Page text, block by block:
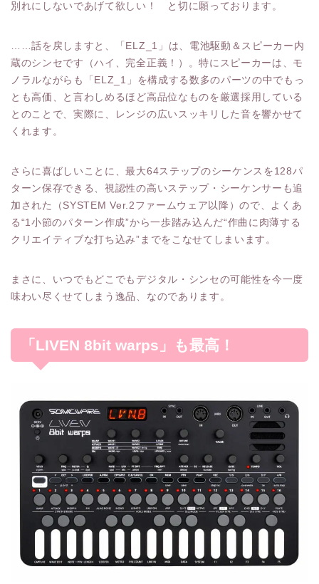
別れにしないであげて欲しい！ と切に願っております。
……話を戻しますと、「ELZ_1」は、電池駆動＆スピーカー内
蔵のシンセです（ハイ、完全正義！）。特にスピーカーは、モ
ノラルながらも「ELZ_1」を構成する数多のパーツの中でもっ
とも高価、と言わしめるほど高品位なものを厳選採用している
とのことで、実際に、レンジの広いスッキリした音を響かせて
くれます。
さらに喜ばしいことに、最大64ステップのシーケンスを128パ
ターン保存できる、視認性の高いステップ・シーケンサーも追
加された（SYSTEM Ver.2ファームウェア以降）ので、よくあ
る“1小節のパターン作成”から一歩踏み込んだ“作曲に肉薄する
クリエイティブな打ち込み”までをこなせてしまいます。
まさに、いつでもどこでもデジタル・シンセの可能性を今一度
味わい尽くせてしまう逸品、なのであります。
「LIVEN 8bit warps」も最高！